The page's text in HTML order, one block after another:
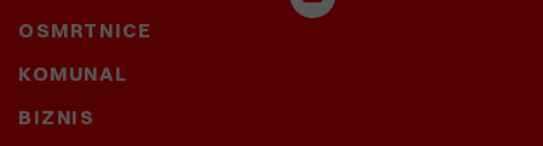
OSMRTNICE
KOMUNAL
BIZNIS